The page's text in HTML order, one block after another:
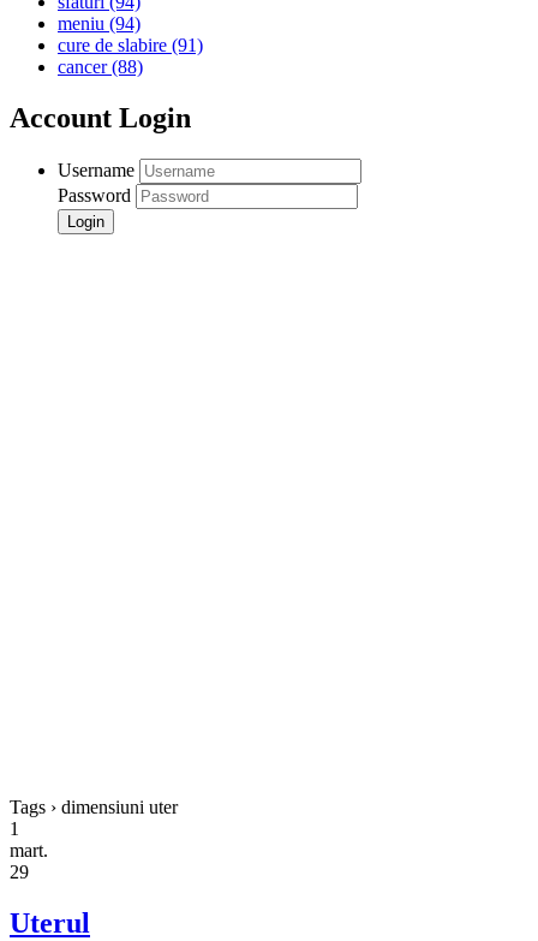
meniu (94)
cure de slabire (91)
cancer(88)
Account Login
Username
Password
Tags › dimensiuni uter
1
mart.
29
Uterul